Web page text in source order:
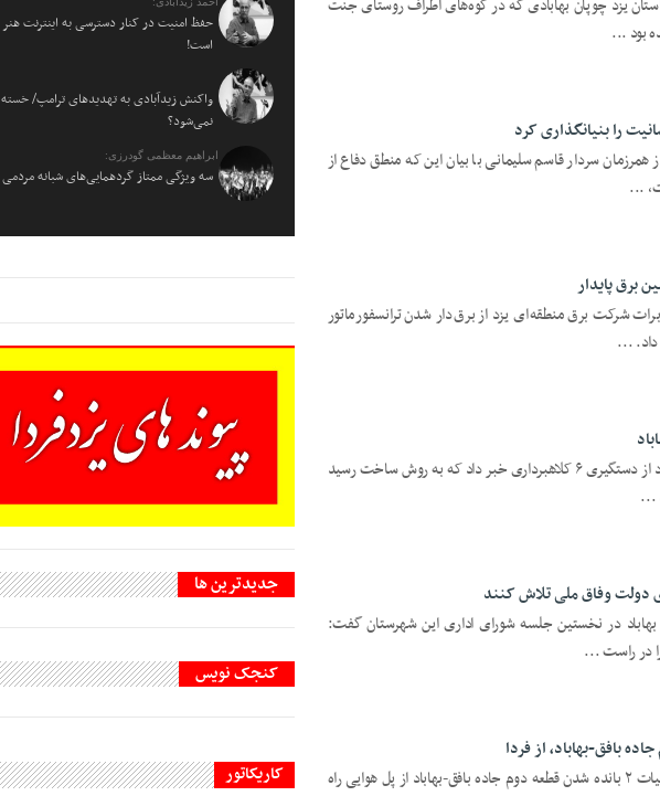
یزد چوپان بهابادی که در کوه‌های اطراف روستای جنت
بود ...
را بنیانگذاری کرد
همرزمان سردار قاسم سلیمانی با بیان این که منطق دفاع از
...
برق پایدار
شرکت برق منطقه‌ای یزد از برق‌دار شدن ترانسفورماتور
یزدفردا: فرمانده انتظامی شهرستان بهاباد از دستگیری ۶ کلاهبرداری خبر داد که به روش ساخت رسید
...
وفاق ملی تلاش کنند
در نخستین جلسه شورای اداری این شهرستان گفت:
در راست ...
یزدفردا: معاون عمرانی استاندار یزد: عملیات ۲ بانده شدن قطعه دوم جاده بافق-بهاباد از پل هوایی راه
حفظ امنیت در کنار دسترسی به اینترنت هنر
است!
واکنش زیدآبادی به تهدیدهای ترامپ/ خسته
نمی‌شود؟
ابراهیم معظمی گودرزی:
سه ویژگی ممتاز گردهمایی‌های شبانه مردمی
جديدترين ها
کنجک نویس
کاریکاتور